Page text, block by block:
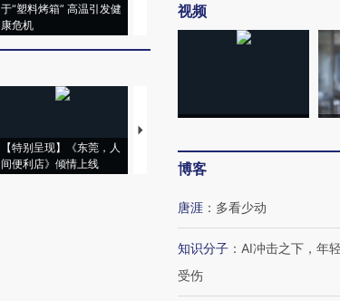
于“塑料烤箱” 高温引发健
康危机
术：是什么让中产们甘
【特别呈现】《东莞，人
间便利店》倾情上线
【推广】走进第四届链博
会，让数智科技“链”接产
【特别呈
视频
博客
唐涯 ： 多看少动
知识分子 ： AI冲击之下，年
受伤